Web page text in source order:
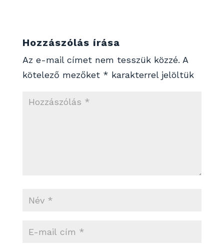
Hozzászólás írása
Az e-mail címet nem tesszük közzé. A
kötelező mezőket * karakterrel jelöltük